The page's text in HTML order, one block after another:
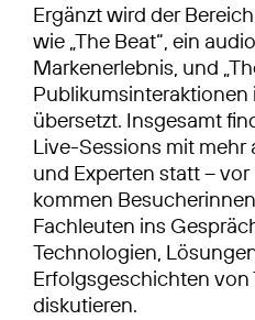
Ergänzt wird der
wie „The Beat“, ein
Markenerlebnis, und
Publikumsinteraktionen
übersetzt. Insgesamt
Live-Sessions mit mehr
und Experten statt –
kommen
Fachleuten ins
Technologien,
Erfolgsgeschichten von
diskutieren.